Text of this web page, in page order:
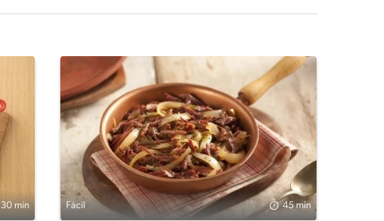
30 min Fácil 45 min